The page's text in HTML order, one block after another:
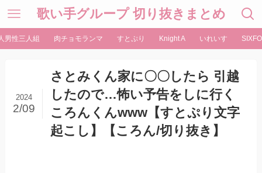
歌い手グループ 切り抜きまとめ
男性三人組 肉チョモランマ すとぷり Knight A いれいす
さとみくん家に〇〇したら 引越
したので…怖い予告をしに行く
ころんくんwww【すとぷり文字
起こし】【ころん/切り抜き】
2024
2/09